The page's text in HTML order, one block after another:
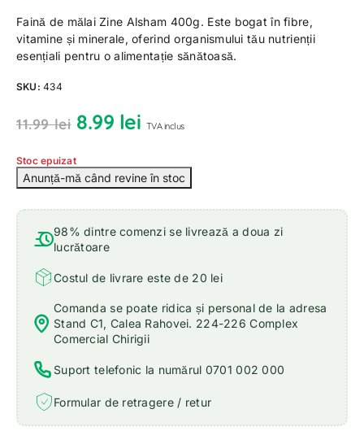
Faină de mălai Zine Alsham 400g. Este bogat în fibre,
vitamine și minerale, oferind organismului tău nutrienții
esențiali pentru o alimentație sănătoasă.
SKU:434
11.99lei 8.99 lei TVA inclus
Stoc epuizat
98% dintre comenzi se livrează a doua zi
lucrătoare
Costul de livrare este de 20 lei
Comanda se poate ridica și personal de la adresa
Stand C1, Calea Rahovei. 224-226 Complex
Comercial Chirigii
Suport telefonic la numărul 0701 002 000
Formular de retragere / retur